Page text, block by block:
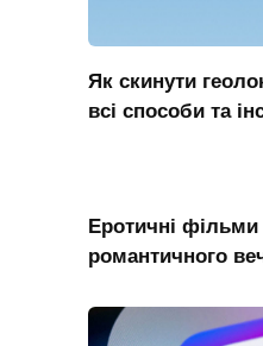
Як скинути
всі способи та
Еротичні
романтичного